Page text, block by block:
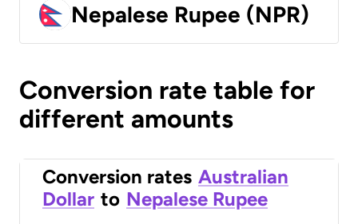
Nepalese Rupee (NPR)
Conversion rate table for
different amounts
Conversion rates Australian
Dollar to Nepalese Rupee